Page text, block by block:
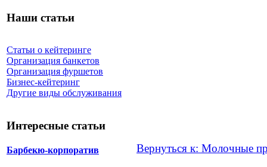
Наши статьи
Статьи о кейтеринге
Организация банкетов
Организация фуршетов
Бизнес-кейтеринг
Другие виды обслуживания
Интересные статьи
Барбекю-корпоратив Вернуться к: Молочные